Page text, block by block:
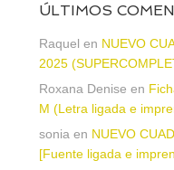
ÚLTIMOS
Raquel en NUEVO
2025
Roxana Denise en
M (Letra ligada e
sonia en NUEVO
[Fuente ligada e